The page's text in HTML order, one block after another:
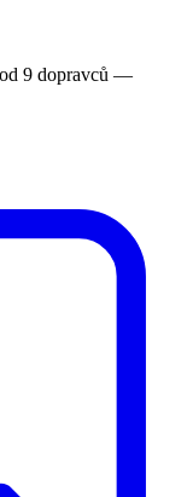
9 dopravců —